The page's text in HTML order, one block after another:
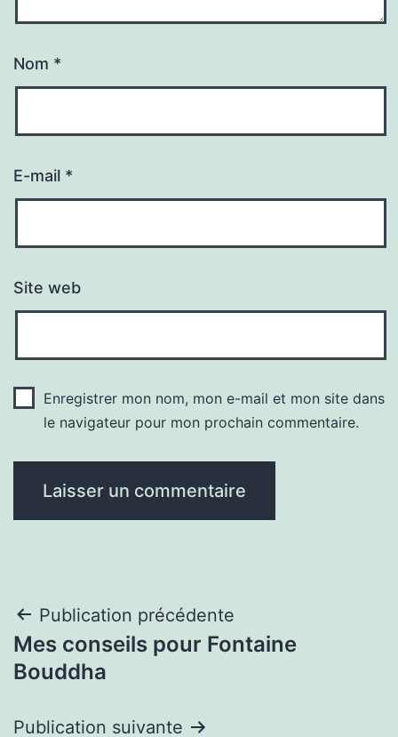
Nom *
E-mail *
Site web
Enregistrer mon nom, mon e-mail et mon site dans
le navigateur pour mon prochain commentaire.
Navigation
de
Publication précédente
Mes conseils pour Fontaine
Bouddha
Publication suivante